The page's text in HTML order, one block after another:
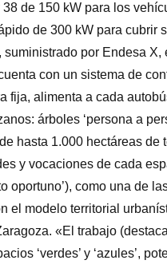
de 150 kW para los
de 300 kW para cubrir
por Endesa
con un sistema de
fija, alimenta a cada
árboles ‘persona a
hasta 1.000 hectáreas
y vocaciones de cada
oportuno’), como una de
el modelo territorial
«El trabajo
‘verdes’ y ‘azules’,